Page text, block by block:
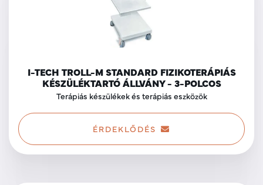
I-TECH TROLL-M STANDARD FIZIKOTERÁPIÁS
KÉSZÜLÉKTARTÓ ÁLLVÁNY - 3-POLCOS
Terápiás készülékek és terápiás eszközök
ÉRDEKLŐDÉS